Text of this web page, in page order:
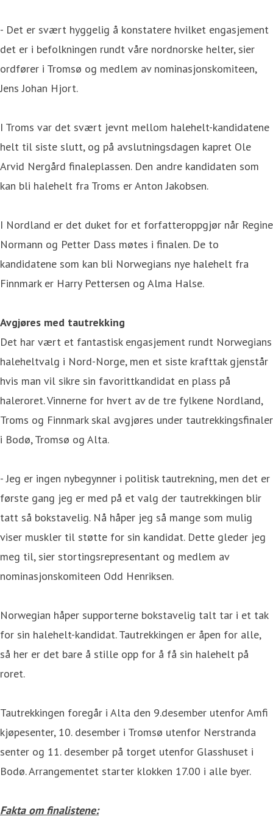
- Det er svært hyggelig å konstatere hvilket engasjement
det er i befolkningen rundt våre nordnorske helter, sier
ordfører i Tromsø og medlem av nominasjonskomiteen,
Jens Johan Hjort.
I Troms var det svært jevnt mellom halehelt-kandidatene
helt til siste slutt, og på avslutningsdagen kapret Ole
Arvid Nergård finaleplassen. Den andre kandidaten som
kan bli halehelt fra Troms er Anton Jakobsen.
I Nordland er det duket for et forfatteroppgjør når Regine
Normann og Petter Dass møtes i finalen. De to
kandidatene som kan bli Norwegians nye halehelt fra
Finnmark er Harry Pettersen og Alma Halse.
Avgjøres med tautrekking
Det har vært et fantastisk engasjement rundt Norwegians
haleheltvalg i Nord-Norge, men et siste krafttak gjenstår
hvis man vil sikre sin favorittkandidat en plass på
haleroret. Vinnerne for hvert av de tre fylkene Nordland,
Troms og Finnmark skal avgjøres under tautrekkingsfinaler
i Bodø, Tromsø og Alta.
- Jeg er ingen nybegynner i politisk tautrekning, men det er
første gang jeg er med på et valg der tautrekkingen blir
tatt så bokstavelig. Nå håper jeg så mange som mulig
viser muskler til støtte for sin kandidat. Dette gleder jeg
meg til, sier stortingsrepresentant og medlem av
nominasjonskomiteen Odd Henriksen.
Norwegian håper supporterne bokstavelig talt tar i et tak
for sin halehelt-kandidat. Tautrekkingen er åpen for alle,
så her er det bare å stille opp for å få sin halehelt på
roret.
Tautrekkingen foregår i Alta den 9.desember utenfor Amfi
kjøpesenter, 10. desember i Tromsø utenfor Nerstranda
senter og 11. desember på torget utenfor Glasshuset i
Bodø. Arrangementet starter klokken 17.00 i alle byer.
Fakta om finalistene: